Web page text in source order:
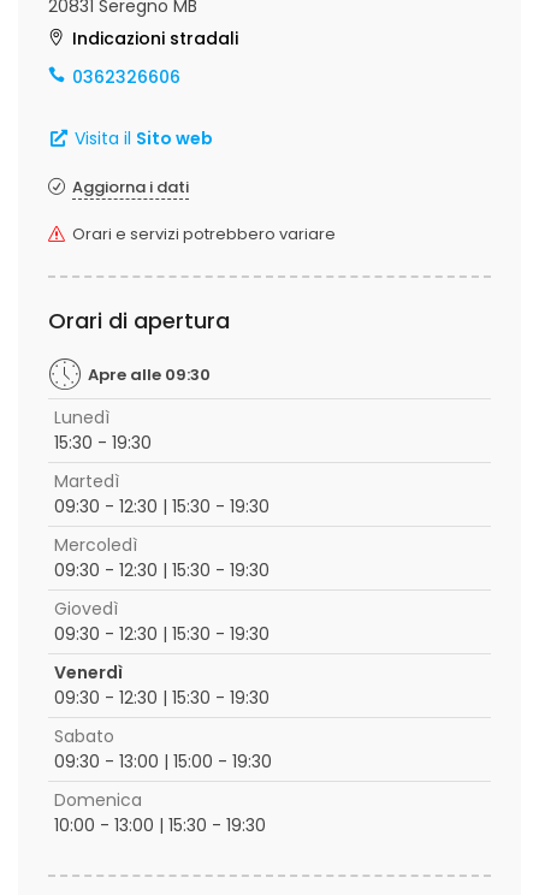
20831 Seregno MB
Indicazioni stradali
0362326606
Visita il Sito web
Aggiorna i dati
Orari e servizi potrebbero variare
Orari di apertura
Apre alle 09:30
Lunedì
15:30 - 19:30
Martedì
09:30 - 12:30 | 15:30 - 19:30
Mercoledì
09:30 - 12:30 | 15:30 - 19:30
Giovedì
09:30 - 12:30 | 15:30 - 19:30
Venerdì
09:30 - 12:30 | 15:30 - 19:30
Sabato
09:30 - 13:00 | 15:00 - 19:30
Domenica
10:00 - 13:00 | 15:30 - 19:30